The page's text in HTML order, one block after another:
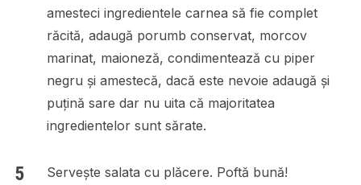
amesteci ingredientele carnea să fie complet
răcită, adaugă porumb conservat, morcov
marinat, maioneză, condimentează cu piper
negru și amestecă, dacă este nevoie adaugă și
puțină sare dar nu uita că majoritatea
ingredientelor sunt sărate.
Servește salata cu plăcere. Poftă bună!